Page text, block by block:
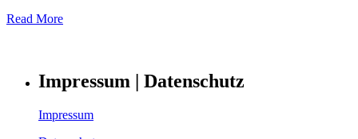
Read More
Impressum | Datenschutz
Impressum